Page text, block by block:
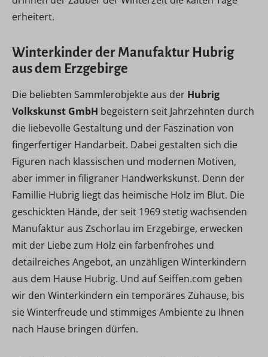
erheitert.
Winterkinder der Manufaktur Hubrig
aus dem Erzgebirge
Die beliebten Sammlerobjekte aus der Hubrig
Volkskunst GmbH begeistern seit Jahrzehnten durch
die liebevolle Gestaltung und der Faszination von
fingerfertiger Handarbeit. Dabei gestalten sich die
Figuren nach klassischen und modernen Motiven,
aber immer in filigraner Handwerkskunst. Denn der
Famillie Hubrig liegt das heimische Holz im Blut. Die
geschickten Hände, der seit 1969 stetig wachsenden
Manufaktur aus Zschorlau im Erzgebirge, erwecken
mit der Liebe zum Holz ein farbenfrohes und
detailreiches Angebot, an unzähligen Winterkindern
aus dem Hause Hubrig. Und auf Seiffen.com geben
wir den Winterkindern ein temporäres Zuhause, bis
sie Winterfreude und stimmiges Ambiente zu Ihnen
nach Hause bringen dürfen.